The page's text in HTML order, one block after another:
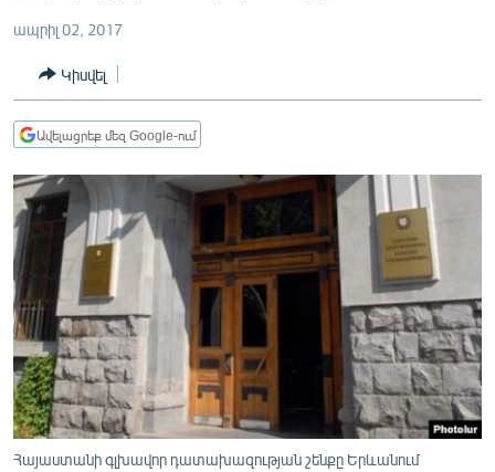
ՏՆՏԵՍՈՒԹՅՈՒՆ
ՂԱՐԱԲԱՂ
ՊԱՏԵՐԱԶՄԻ 6 ՇԱԲԱԹՆԵՐԸ
ՏԱՐԱԾԱՇՐՋԱՆ
ՄԻՋԱԶԳԱՅԻՆ
ՄՇԱԿՈՒՅԹ
ՍՊՈՐՏ
ՄԵԿՆԱԲԱՆՈՒԹՅՈՒՆ
ՏՏ ԵՒ ԻՆՏԵՐՆԵՏ
ԿՈՐՈՆԱՎԻՐՈՒՍ
ապրիլ 02, 2017
Կիսվել
Ավելացրեք մեզ Google-ում
Հայաստանի գլխավոր դատախազության շենքը Երևանում